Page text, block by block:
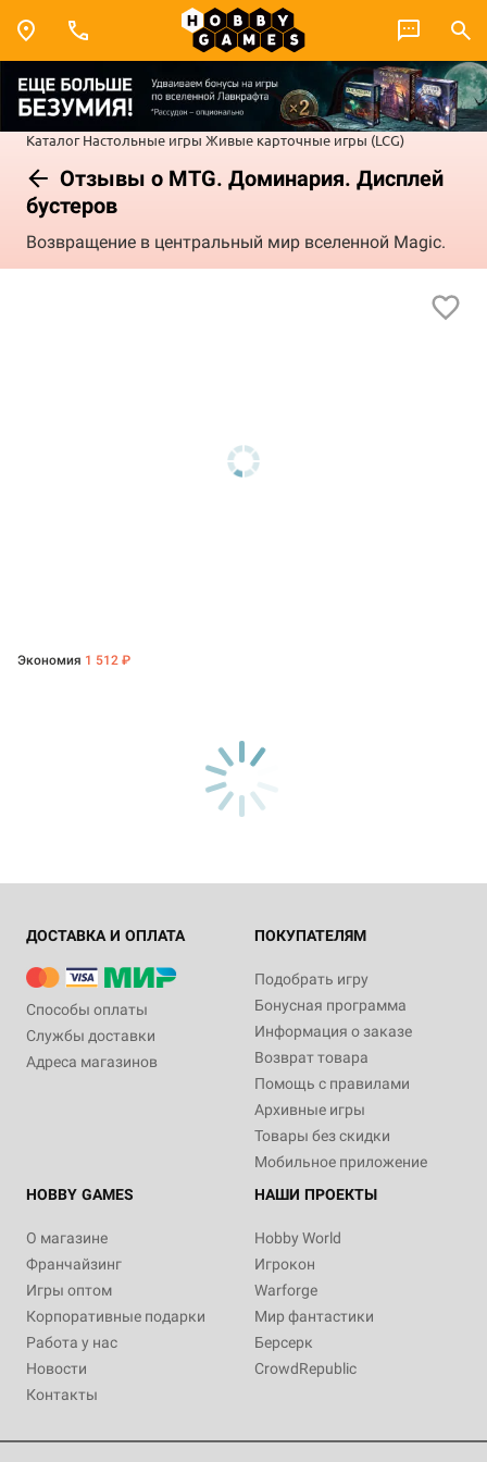
Каталог Настольные игры Живые карточные игры (LCG)
Отзывы о MTG. Доминария. Дисплей
бустеров
Возвращение в центральный мир вселенной Magic.
Экономия 1 512 ₽
ДОСТАВКА И ОПЛАТА
Способы оплаты
Службы доставки
Адреса магазинов
ПОКУПАТЕЛЯМ
Подобрать игру
Бонусная программа
Информация о заказе
Возврат товара
Помощь с правилами
Архивные игры
Товары без скидки
Мобильное приложение
HOBBY GAMES
О магазине
Франчайзинг
Игры оптом
Корпоративные подарки
Работа у нас
Новости
Контакты
НАШИ ПРОЕКТЫ
Hobby World
Игрокон
Warforge
Мир фантастики
Берсерк
CrowdRepublic